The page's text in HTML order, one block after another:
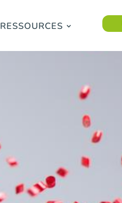
RESSOURCES